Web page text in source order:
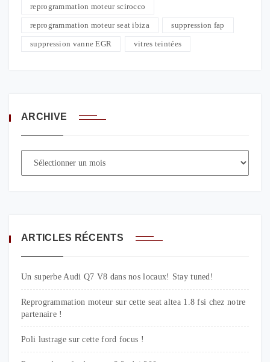
reprogrammation moteur scirocco
reprogrammation moteur seat ibiza suppression fap
suppression vanne EGR vitres teintées
ARCHIVE
ARTICLES RÉCENTS
Un superbe Audi Q7 V8 dans nos locaux! Stay tuned!
Reprogrammation moteur sur cette seat altea 1.8 fsi chez notre
partenaire !
Poli lustrage sur cette ford focus !